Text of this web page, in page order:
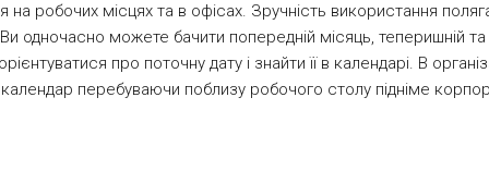
на робочих місцях та в офісах. Зручність використання
одночасно можете бачити попередній місяць, теперишній та
про поточну дату і знайти її в календарі. В
перебуваючи поблизу робочого столу підніме